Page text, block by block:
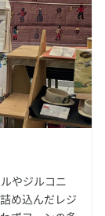
やジルコニ
め込んだレジ